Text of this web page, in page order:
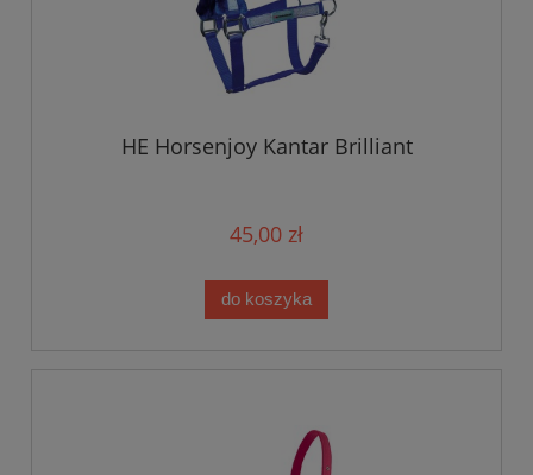
HE Horsenjoy Kantar Brilliant
45,00 zł
do koszyka